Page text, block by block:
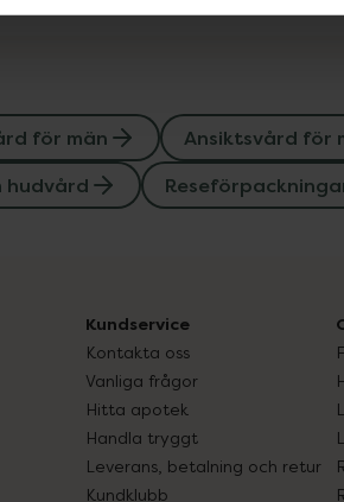
för män Ansiktsvård för
hudvård
Kundservice
Kontakta oss
Vanliga frågor
Hitta apotek
Handla tryggt
Leverans, betalning och retur
Kundklubb